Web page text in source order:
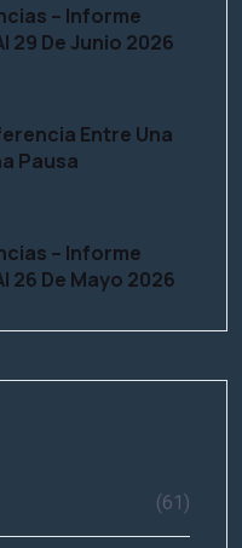
– Informe
29 De Junio 2026
Entre Una
Pausa
– Informe
26 De Mayo 2026
(61)